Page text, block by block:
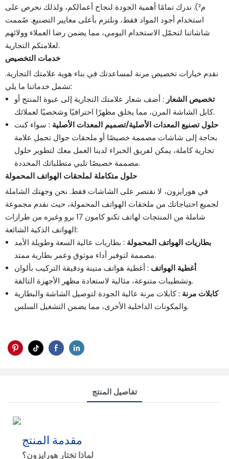
م²). ندرك تمامًا أهمية الجودة لنجاح أعمالكم، ولذلك نحرص على
استخدام أجود المواد فقط، ونلتزم بأعلى معايير التصنيع. صُممت
شاشاتنا لتحمّل الاستخدام اليومي، مما يضمن رضا العملاء وولائهم
لعلامتكم التجارية.
خدمات التخصيص
نقدم خيارات تخصيص مرنة لمساعدتك في بناء هوية علامتك التجارية.
تشمل خدماتنا ما يلي:
تخصيص الشعار : أضف شعار علامتك التجارية إلى عبوة المنتج أو
كابل الشاشة المرن، مما يخلق مظهرًا احترافيًا وشخصيًا لعملائك.
حلول تصنيع المعدات الأصلية/تصميم المعدات الأصلية : سواء كنت
بحاجة إلى شاشات مصممة خصيصًا أو ملحقات جوال تحمل علامة
تجارية كاملة، يمكن لفريق الخبراء لدينا العمل معك لتطوير حلول
مصممة خصيصًا تلبي متطلباتك المحددة.
حلول متكاملة لملحقات الهواتف المحمولة
في هورايزون، لا نقتصر على الشاشات فقط. نحن وجهتك الشاملة
لجميع احتياجاتك من ملحقات الهواتف المحمولة، حيث نقدم مجموعة
شاملة من المنتجات لهاتف تكنو كامون 17 برو وغيره من طرازات
الهواتف الذكية الشائعة:
بطاريات الهواتف المحمولة : بطاريات عالية السعة وطويلة الأمد
مصممة لتوفير أداء موثوق وعمر بطارية ممتد.
أغطية الهواتف : أغطية هواتف متينة ودقيقة التركيب بألوان
وتشطيبات متنوعة، مثالية لاستعادة مظهر الأجهزة التالفة.
كابلات مرنة : كابلات مرنة عالية الجودة لتوصيل الشاشة والبطارية
والمكونات الداخلية الأخرى، مما يضمن التشغيل السلس.
تفاصيل المنتج
مقدمة المنتج
لماذا تختار هورايزون؟